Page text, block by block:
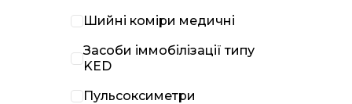
Шийні коміри медичні
Засоби іммобілізації типу
KED
Пульсоксиметри